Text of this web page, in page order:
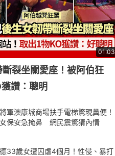
01:03
裂坐關愛座！被阿伯狂
讚：聰明
將軍澳康城商場扶手電梯驚現糞便！
女保安急掩鼻 網民震驚猜內情
德33歲女遭囚虐4個月！性侵、暴打